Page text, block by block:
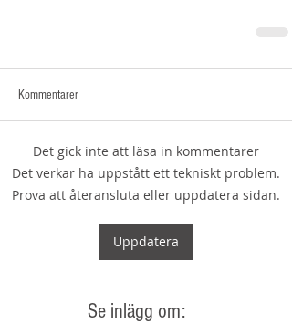
Kommentarer
Det gick inte att läsa in kommentarer
Det verkar ha uppstått ett tekniskt problem.
Prova att återansluta eller uppdatera sidan.
Uppdatera
Se inlägg om: